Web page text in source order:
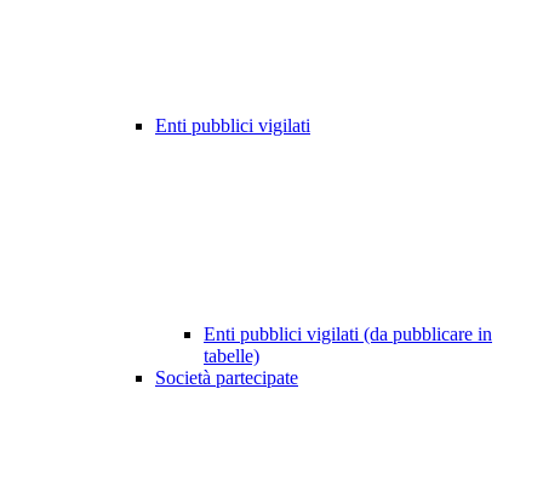
Enti pubblici vigilati
Enti pubblici vigilati (da pubblicare in
tabelle)
Società partecipate